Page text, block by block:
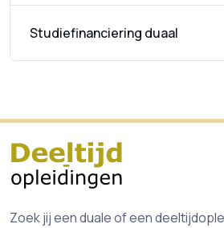
Studiefinanciering duaal
Zoek jij een duale of een